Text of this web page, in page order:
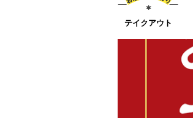
テイクアウト